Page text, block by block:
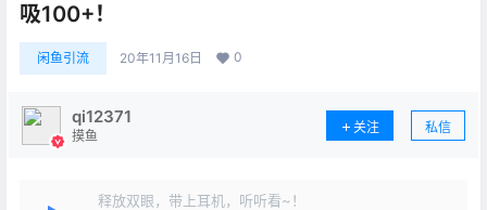
吸100+！
闲鱼引流 20年11月16日 0
qi12371
摸鱼
关注 私信
释放双眼，带上耳机，听听看~！